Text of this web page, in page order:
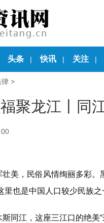
头条 | 快讯 | 关注 |
律 >
聚龙江丨同
美，民俗风情绚丽多彩。
里也是中国人口较少民族之
同江，这座三江口的绝美